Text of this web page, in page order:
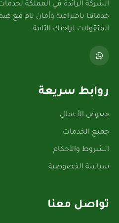
الشركة الرائدة في المملكة
خدماتنا باحترافية وأمان تام
المنقولات لراحتك التامة.
روابط سريعة
معرض الأعمال
جميع الخدمات
الشروط والأحكام
سياسة الخصوصية
تواصل معنا